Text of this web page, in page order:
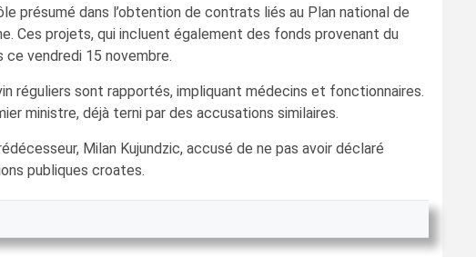
présumé dans l’obtention de contrats liés au Plan national de
Ces projets, qui incluent également des fonds provenant du
vendredi 15 novembre.
réguliers sont rapportés, impliquant médecins et fonctionnaires.
ministre, déjà terni par des accusations similaires.
Milan Kujundzic, accusé de ne pas avoir déclaré
publiques croates.